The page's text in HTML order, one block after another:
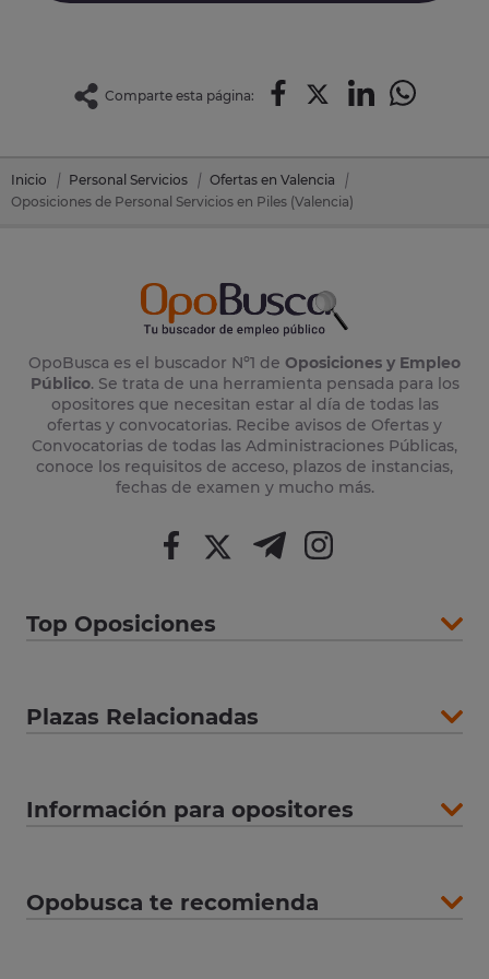
Comparte esta página:
Inicio Personal Servicios
Ofertas en Valencia
Oposiciones de Personal Servicios en Piles (Valencia)
OpoBusca es el buscador Nº1 de Oposiciones y Empleo
Público. Se trata de una herramienta pensada para los
opositores que necesitan estar al día de todas las
ofertas y convocatorias. Recibe avisos de Ofertas y
Convocatorias de todas las Administraciones Públicas,
conoce los requisitos de acceso, plazos de instancias,
fechas de examen y mucho más.
Top Oposiciones
Plazas Relacionadas
Información para opositores
Opobusca te recomienda